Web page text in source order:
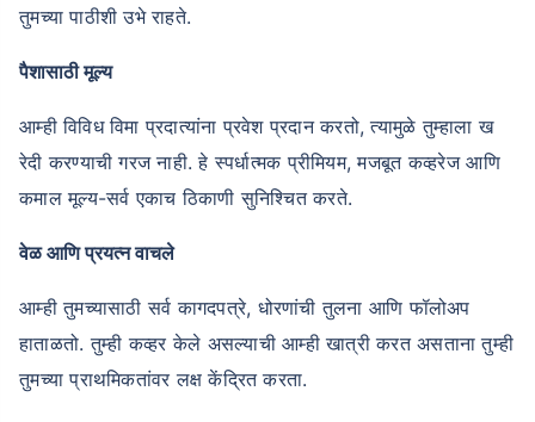
तुमच्या पाठीशी उभे राहते.
पैशासाठी मूल्य
आम्ही विविध विमा प्रदात्यांना प्रवेश प्रदान करतो, त्यामुळे तुम्हाला ख
रेदी करण्याची गरज नाही. हे स्पर्धात्मक प्रीमियम, मजबूत कव्हरेज आणि
कमाल मूल्य-सर्व एकाच ठिकाणी सुनिश्चित करते.
वेळ आणि प्रयत्न वाचले
आम्ही तुमच्यासाठी सर्व कागदपत्रे, धोरणांची तुलना आणि फॉलोअप
हाताळतो. तुम्ही कव्हर केले असल्याची आम्ही खात्री करत असताना तुम्ही
तुमच्या प्राथमिकतांवर लक्ष केंद्रित करता.